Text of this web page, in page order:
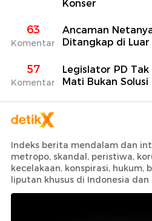
Konser
63
Komentar
Ancaman
Ditangkap di Luar
57
Komentar
Legislator PD
Mati Bukan
Indeks berita mendalam dan
metropo, skandal, peristiwa,
kecelakaan, konspirasi, hukum,
liputan khusus di Indonesia